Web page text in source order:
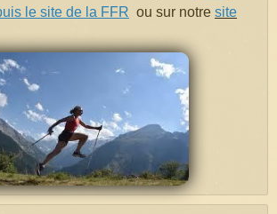
le site de la FFR ou sur notre site